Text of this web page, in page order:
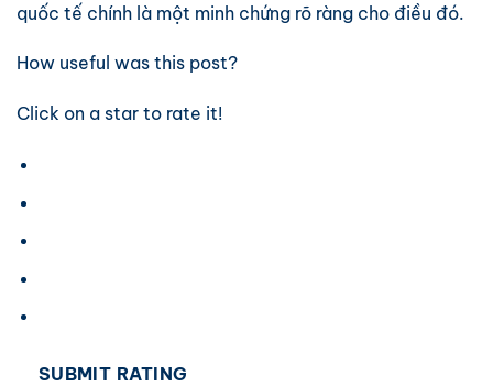
quốc tế chính là một minh chứng rõ ràng cho điều đó.
How useful was this post?
Click on a star to rate it!
SUBMIT RATING